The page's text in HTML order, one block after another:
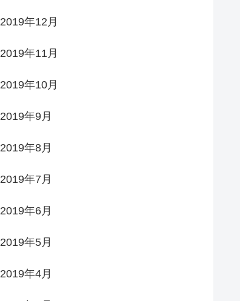
2019年12月
2019年11月
2019年10月
2019年9月
2019年8月
2019年7月
2019年6月
2019年5月
2019年4月